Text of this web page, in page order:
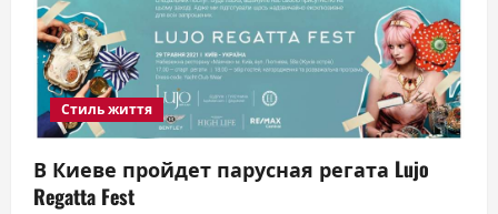
від
організаторів
премії
“ТОП-100
видатних
жінок
Київщини-2021”
Стиль життя
В Киеве пройдет парусная регата Lujo
Regatta Fest